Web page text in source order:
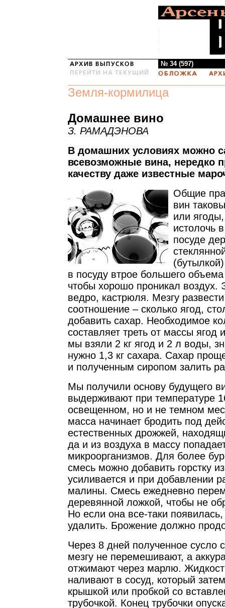
№ 34 (597)
Земля-кормилица
Домашнее вино
З. РАМАДЭНОВА
В домашних условиях можно
всевозможные вина, нередко
качеству даже известные
Общие
вин
или
истолочь
посуде
в посуду втрое большего
чтобы хорошо проникал воздух.
ведро, кастрюля. Мезгу
соотношение – сколько ягод,
добавить сахар. Необходимое
составляет треть от массы
мы взяли 2 кг ягод и 2 л воды,
нужно 1,3 кг сахара. Сахар
и полученным сиропом залить
Мы получили основу будущего
выдерживают при температуре
освещенном, но и не темном
масса начинает бродить под
естественных дрожжей,
да и из воздуха в массу
микроорганизмов. Для более
смесь можно добавить горстку
усиливается и при добавлении
малины. Смесь ежедневно
деревянной ложкой, чтобы не
Но если она все-таки
удалить. Брожение должно
Через 8 дней полученное сусло
мезгу не перемешивают, а
отжимают через марлю.
наливают в сосуд, который
крышкой или пробкой со
трубочкой. Конец трубочки